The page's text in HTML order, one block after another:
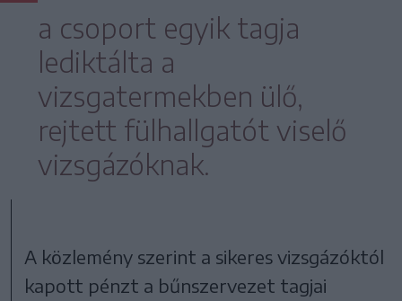
a csoport egyik tagja
lediktálta a
vizsgatermekben ülő,
rejtett fülhallgatót viselő
vizsgázóknak.
A közlemény szerint a sikeres vizsgázóktól
kapott pénzt a bűnszervezet tagjai